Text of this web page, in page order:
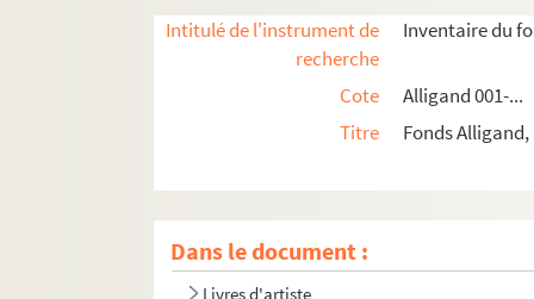
Intitulé de l'instrument de
recherche
Inventaire du
Cote
Alligand 001-...
Titre
Fonds
Dans le document :
Livres d'artiste